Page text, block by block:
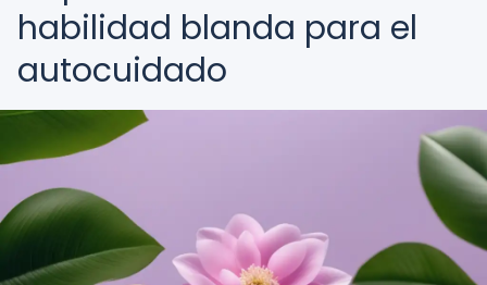
habilidad blanda para el
autocuidado